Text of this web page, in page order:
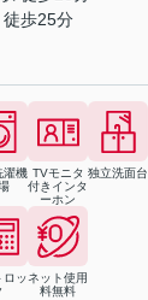
徒歩25分
濯機 TVモニタ
付きインタ
ーホン
独立洗面台
ロッネット使用
料無料